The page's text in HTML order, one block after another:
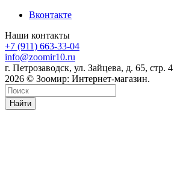
Вконтакте
Наши контакты
+7 (911) 663-33-04
info@zoomir10.ru
г. Петрозаводск, ул. Зайцева, д. 65, стр. 4
2026 © Зоомир: Интернет-магазин.
Найти